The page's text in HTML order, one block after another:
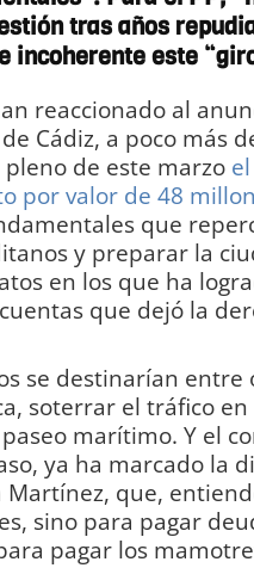
tras años
incoherente este
reaccionado al
Cádiz, a poco más
de este marzo
por valor de 48
que
y preparar la
en los que ha
que dejó la
se destinarían entre
soterrar el tráfico
marítimo. Y el
ya ha marcado la
Martínez, que,
sino para pagar
pagar los